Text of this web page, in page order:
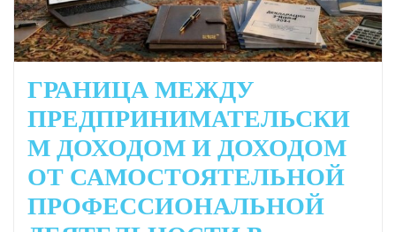
ГРАНИЦА МЕЖДУ
ПРЕДПРИНИМАТЕЛЬСКИ
М ДОХОДОМ И ДОХОДОМ
ОТ САМОСТОЯТЕЛЬНОЙ
ПРОФЕССИОНАЛЬНОЙ